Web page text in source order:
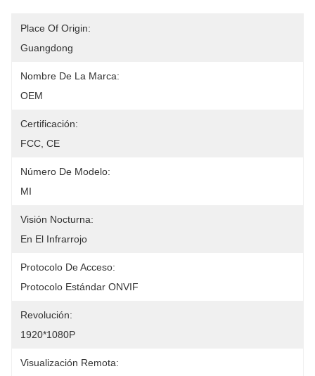
Place Of Origin:
Guangdong
Nombre De La Marca:
OEM
Certificación:
FCC, CE
Número De Modelo:
MI
Visión Nocturna:
En El Infrarrojo
Protocolo De Acceso:
Protocolo Estándar ONVIF
Revolución:
1920*1080P
Visualización Remota: